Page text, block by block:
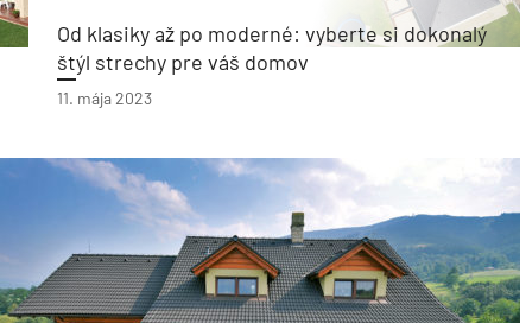
Od klasiky až po moderné: vyberte si dokonalý
štýl strechy pre váš domov
11. mája 2023